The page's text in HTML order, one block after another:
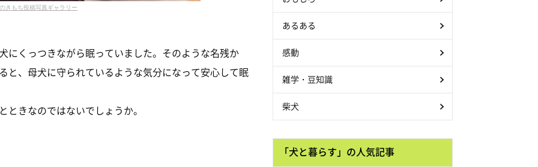
きもち投稿写真ギャラリー
にくっつきながら眠っていました。そのような名残か
と、母犬に守られているような気分になって安心して眠
きなのではないでしょうか。
あるある
感動
雑学・豆知識
柴犬
「犬と暮らす」の人気記事